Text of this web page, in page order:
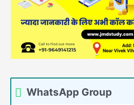
WhatsApp Group